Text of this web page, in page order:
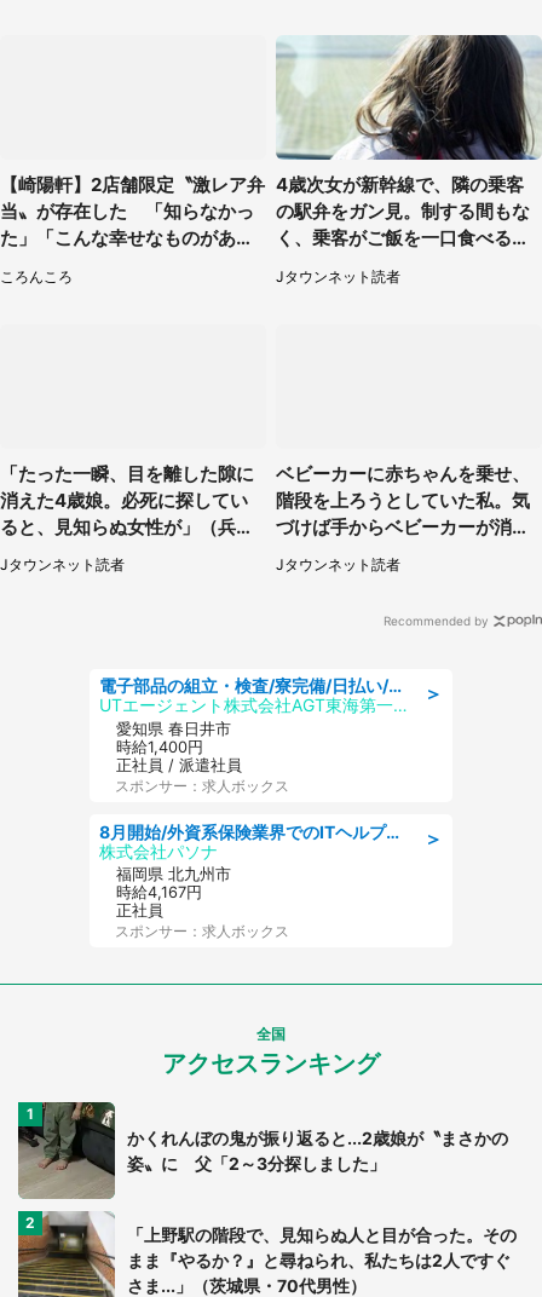
【崎陽軒】2店舗限定〝激レア弁
当〟が存在した 「知らなかっ
た」「こんな幸せなものがあっ
ころんころ
4歳次女が新幹線で、隣の乗客
の駅弁をガン見。制する間もな
く、乗客がご飯を一口食べると
（茨城県・50代女性）
Jタウンネット読者
「たった一瞬、目を離した隙に
消えた4歳娘。必死に探してい
ると、見知らぬ女性が」（兵庫
県・40代女性）
Jタウンネット読者
ベビーカーに赤ちゃんを乗せ、
階段を上ろうとしていた私。気
づけば手からベビーカーが消え
ていて（神奈川県・60代女性）
Jタウンネット読者
Recommended by
＞
電子部品の組立・検査/寮完備/日払い/工場・製造
UTエージェント株式会社AGT東海第一CU
愛知県 春日井市
時給1,400円
正社員 / 派遣社員
スポンサー：求人ボックス
＞
8月開始/外資系保険業界でのITヘルプデスク業務/駅近/即日勤務可/ヘルプデスク
株式会社パソナ
福岡県 北九州市
時給4,167円
正社員
スポンサー：求人ボックス
全国
アクセスランキング
かくれんぼの鬼が振り返ると...2歳娘が〝まさかの
姿〟に 父「2～3分探しました」
「上野駅の階段で、見知らぬ人と目が合った。その
まま『やるか？』と尋ねられ、私たちは2人ですぐ
さま...」（茨城県・70代男性）